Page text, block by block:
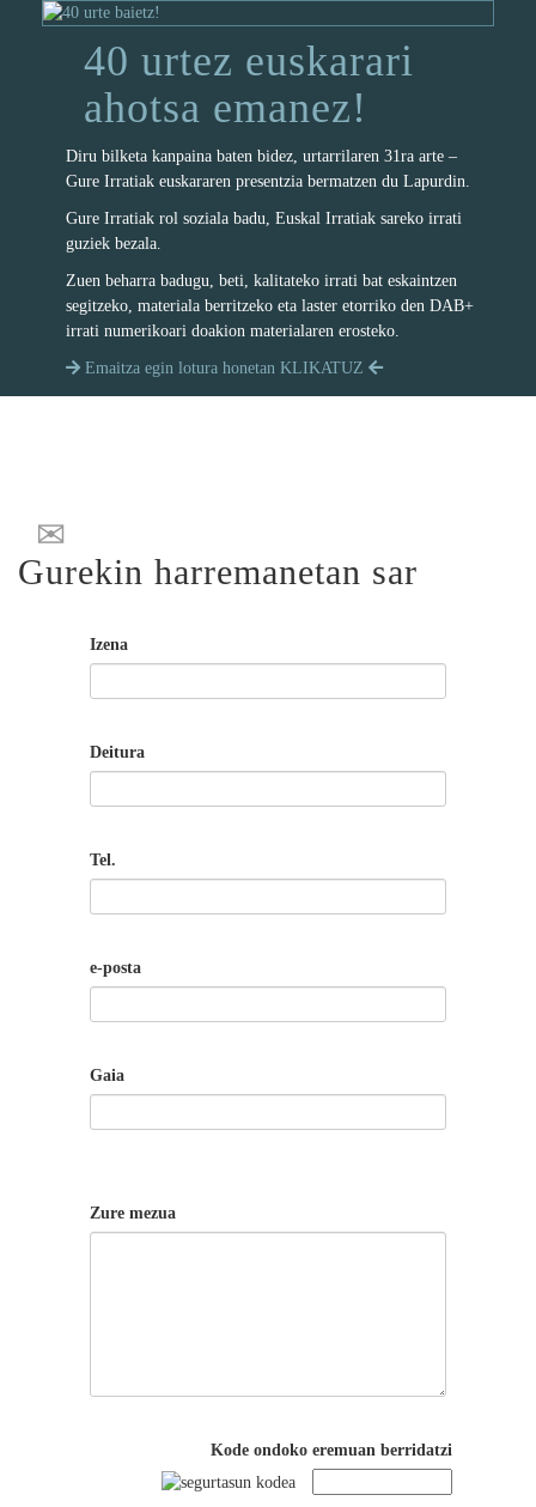
40 urtez euskarari
ahotsa emanez!
Diru bilketa kanpaina baten bidez, urtarrilaren 31ra arte –
Gure Irratiak euskararen presentzia bermatzen du Lapurdin.
Gure Irratiak rol soziala badu, Euskal Irratiak sareko irrati
guziek bezala.
Zuen beharra badugu, beti, kalitateko irrati bat eskaintzen
segitzeko, materiala berritzeko eta laster etorriko den DAB+
irrati numerikoari doakion materialaren erosteko.
Emaitza egin lotura honetan KLIKATUZ
Gurekin harremanetan sar
Izena
Deitura
Tel.
e-posta
Gaia
Zure mezua
Kode ondoko eremuan berridatzi